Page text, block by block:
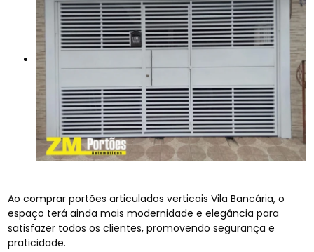
Ao comprar portões articulados verticais Vila Bancária, o
espaço terá ainda mais modernidade e elegância para
satisfazer todos os clientes, promovendo segurança e
praticidade.